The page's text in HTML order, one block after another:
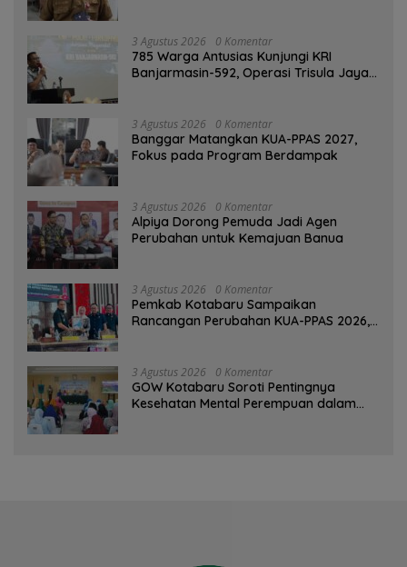
3 Agustus 2026 0 Komentar
785 Warga Antusias Kunjungi KRI
Banjarmasin-592, Operasi Trisula Jaya
3 Agustus 2026 0 Komentar
‎Banggar Matangkan KUA-PPAS 2027,
Fokus pada Program Berdampak
3 Agustus 2026 0 Komentar
‎Alpiya Dorong Pemuda Jadi Agen
Perubahan untuk Kemajuan Banua ‎
3 Agustus 2026 0 Komentar
Pemkab Kotabaru Sampaikan
Rancangan Perubahan KUA-PPAS 2026,
3 Agustus 2026 0 Komentar
GOW Kotabaru Soroti Pentingnya
Kesehatan Mental Perempuan dalam